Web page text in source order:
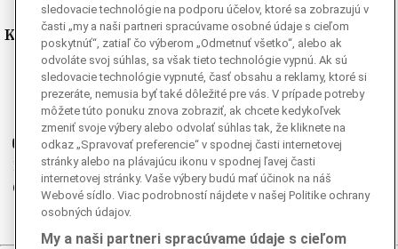
Kde nás nájdete
Facebook
Instagram
Ganjing
Youtube
Twitter
Telegram
RSS
sledovacie technológie na podporu účelov, ktoré sa zobrazujú v
časti „my a naši partneri spracúvame osobné údaje s cieľom
poskytnúť“, zatiaľ čo výberom „Odmetnuť všetko“, alebo ak
odvoláte svoj súhlas, sa však tieto technológie vypnú. Ak sú
sledovacie technológie vypnuté, časť obsahu a reklamy, ktoré si
prezeráte, nemusia byť také dôležité pre vás. V prípade potreby
môžete túto ponuku znova zobraziť, ak chcete kedykoľvek
zmeniť svoje výbery alebo odvolať súhlas tak, že kliknete na
odkaz „Spravovať preferencie“ v spodnej časti internetovej
stránky alebo na plávajúcu ikonu v spodnej ľavej časti
internetovej stránky. Vaše výbery budú mať účinok na náš
Webové sídlo. Viac podrobností nájdete v našej Politike ochrany
osobných údajov.
My a naši partneri spracúvame údaje s cieľom